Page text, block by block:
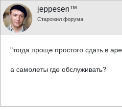
jeppesen™
Старожил форума
"тогда проще простого сдать в
а самолеты где обслуживать?